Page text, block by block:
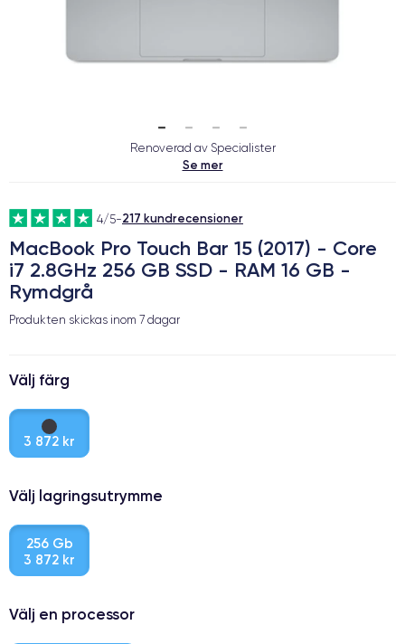
Renoverad av Specialister
Se mer
4/5-217 kundrecensioner
MacBook Pro Touch Bar 15 (2017) - Core
i7 2.8GHz 256 GB SSD - RAM 16 GB -
Rymdgrå
Produkten skickas inom 7 dagar
Välj färg
3 872 kr
Välj lagringsutrymme
256 Gb
3 872 kr
Välj en processor